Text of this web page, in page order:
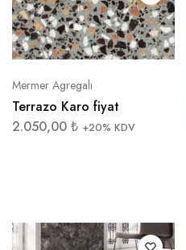
Mermer Agregalı
Terrazo Karo fiyat
2.050,00 ₺ +20% KDV